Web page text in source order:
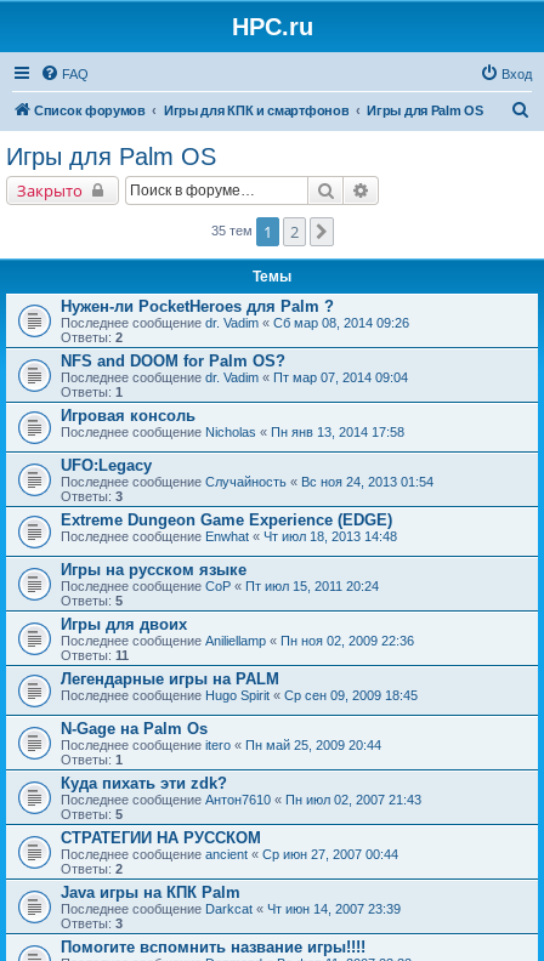
HPC.ru
FAQ Вход
Список форумов Игры для КПК и смартфонов Игры для Palm OS
Игры для Palm OS
Закрыто Поиск
35 тем 1 2
Темы
Нужен-ли PocketHeroes для Palm ?
Последнее сообщение dr. Vadim « Сб мар 08, 2014 09:26
Ответы: 2
NFS and DOOM for Palm OS?
Последнее сообщение dr. Vadim « Пт мар 07, 2014 09:04
Ответы: 1
Игровая консоль
Последнее сообщение Nicholas « Пн янв 13, 2014 17:58
UFO:Legacy
Последнее сообщение Случайность « Вс ноя 24, 2013 01:54
Ответы: 3
Extreme Dungeon Game Experience (EDGE)
Последнее сообщение Enwhat « Чт июл 18, 2013 14:48
Игры на русском языке
Последнее сообщение CoP « Пт июл 15, 2011 20:24
Ответы: 5
Игры для двоих
Последнее сообщение Aniliellamp « Пн ноя 02, 2009 22:36
Ответы: 11
Легендарные игры на PALM
Последнее сообщение Hugo Spirit « Ср сен 09, 2009 18:45
N-Gage на Palm Os
Последнее сообщение itero « Пн май 25, 2009 20:44
Ответы: 1
Куда пихать эти zdk?
Последнее сообщение Антон7610 « Пн июл 02, 2007 21:43
Ответы: 5
СТРАТЕГИИ НА РУССКОМ
Последнее сообщение ancient « Ср июн 27, 2007 00:44
Ответы: 2
Java игры на КПК Palm
Последнее сообщение Darkcat « Чт июн 14, 2007 23:39
Ответы: 3
Помогите вспомнить название игры!!!!